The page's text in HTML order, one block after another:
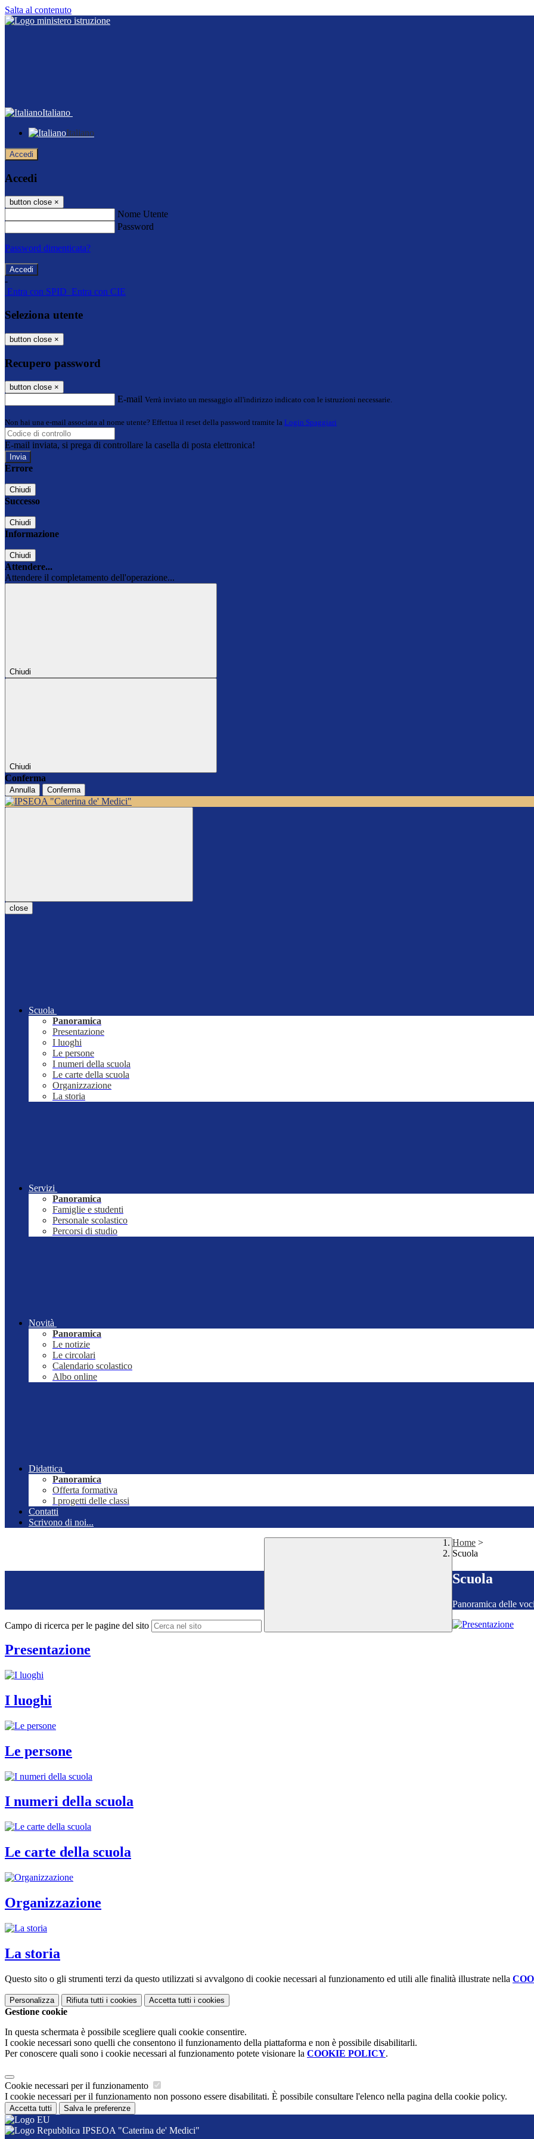
Salta al contenuto
Italiano
Italiano
Accedi
Accedi
button close ×
Nome Utente
Password
Password dimenticata?
-
Entra con SPID Entra con CIE
Seleziona utente
button close ×
Recupero password
button close ×
E-mail Verrà inviato un messaggio all'indirizzo indicato con le istruzioni necessarie.
Non hai una e-mail associata al nome utente? Effettua il reset della password tramite la Login Spaggiari
E-mail inviata, si prega di controllare la casella di posta elettronica!
Errore
Chiudi
Successo
Chiudi
Informazione
Chiudi
Attendere...
Attendere il completamento dell'operazione...
Chiudi
Chiudi
Conferma
Annulla Conferma
close
Scuola
Panoramica
Presentazione
I luoghi
Le persone
I numeri della scuola
Le carte della scuola
Organizzazione
La storia
Servizi
Panoramica
Famiglie e studenti
Personale scolastico
Percorsi di studio
Novità
Panoramica
Le notizie
Le circolari
Calendario scolastico
Albo online
Didattica
Panoramica
Offerta formativa
I progetti delle classi
Contatti
Scrivono di noi...
Campo di ricerca per le pagine del sito
Home >
Scuola
Scuola
Panoramica delle
Presentazione
I luoghi
Le persone
I numeri della scuola
Le carte della scuola
Organizzazione
La storia
Questo sito o gli strumenti terzi da questo utilizzati si avvalgono di cookie necessari al funzionamento ed utili alle finalità illustrate nella
Personalizza Rifiuta tutti i cookies Accetta tutti i cookies
Gestione cookie
In questa schermata è possibile scegliere quali cookie consentire.
I cookie necessari sono quelli che consentono il funzionamento della piattaforma e non è possibile disabilitarli.
Per conoscere quali sono i cookie necessari al funzionamento potete visionare la COOKIE POLICY.
Cookie necessari per il funzionamento
I cookie necessari per il funzionamento non possono essere disabilitati. È possibile consultare l'elenco nella pagina della cookie policy.
Accetta tutti Salva le preferenze
IPSEOA "Caterina de' Medici"